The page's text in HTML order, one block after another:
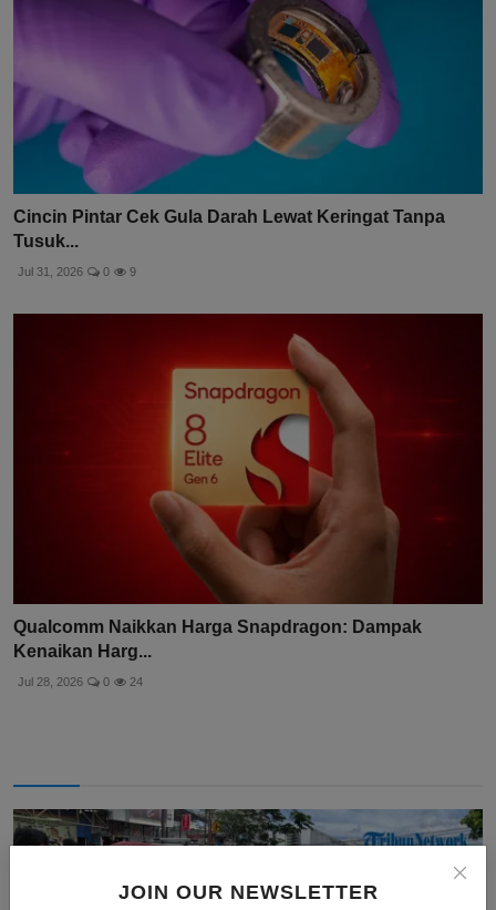
JOIN OUR NEWSLETTER
Cincin Pintar Cek Gula Darah Lewat Keringat Tanpa
Tusuk...
Jul 31, 2026 0 9
Qualcomm Naikkan Harga Snapdragon: Dampak
Kenaikan Harg...
Jul 28, 2026 0 24